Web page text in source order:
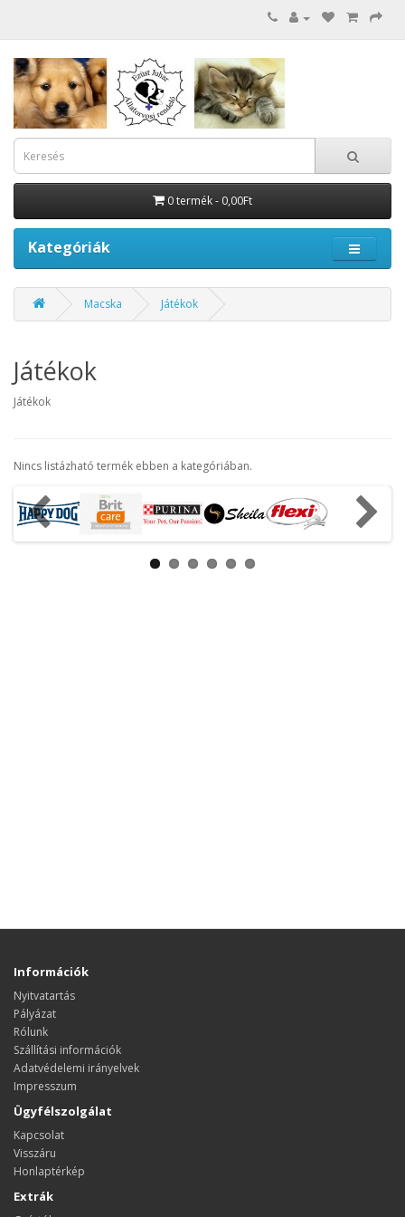
0 termék - 0,00Ft
Kategóriák
Macska Játékok
Játékok
Játékok
Nincs listázható termék ebben a kategóriában.
Tovább
Információk
Nyitvatartás
Pályázat
Rólunk
Szállítási információk
Adatvédelemi irányelvek
Impresszum
Ügyfélszolgálat
Kapcsolat
Visszáru
Honlaptérkép
Extrák